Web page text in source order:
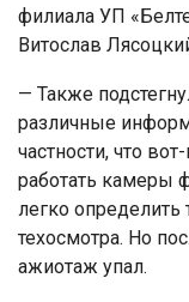
филиала УП
Витослав
— Также
различные
частности, что
работать камеры
легко определить
техосмотра. Но
ажиотаж упал.